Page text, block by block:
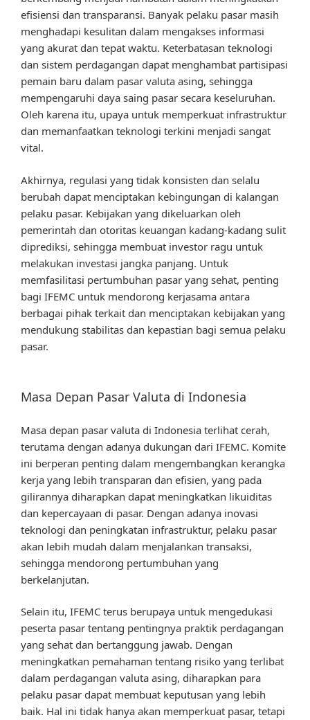
efisiensi dan transparansi. Banyak pelaku pasar masih
menghadapi kesulitan dalam mengakses informasi
yang akurat dan tepat waktu. Keterbatasan teknologi
dan sistem perdagangan dapat menghambat partisipasi
pemain baru dalam pasar valuta asing, sehingga
mempengaruhi daya saing pasar secara keseluruhan.
Oleh karena itu, upaya untuk memperkuat infrastruktur
dan memanfaatkan teknologi terkini menjadi sangat
vital.
Akhirnya, regulasi yang tidak konsisten dan selalu
berubah dapat menciptakan kebingungan di kalangan
pelaku pasar. Kebijakan yang dikeluarkan oleh
pemerintah dan otoritas keuangan kadang-kadang sulit
diprediksi, sehingga membuat investor ragu untuk
melakukan investasi jangka panjang. Untuk
memfasilitasi pertumbuhan pasar yang sehat, penting
bagi IFEMC untuk mendorong kerjasama antara
berbagai pihak terkait dan menciptakan kebijakan yang
mendukung stabilitas dan kepastian bagi semua pelaku
pasar.
Masa Depan Pasar Valuta di Indonesia
Masa depan pasar valuta di Indonesia terlihat cerah,
terutama dengan adanya dukungan dari IFEMC. Komite
ini berperan penting dalam mengembangkan kerangka
kerja yang lebih transparan dan efisien, yang pada
gilirannya diharapkan dapat meningkatkan likuiditas
dan kepercayaan di pasar. Dengan adanya inovasi
teknologi dan peningkatan infrastruktur, pelaku pasar
akan lebih mudah dalam menjalankan transaksi,
sehingga mendorong pertumbuhan yang
berkelanjutan.
Selain itu, IFEMC terus berupaya untuk mengedukasi
peserta pasar tentang pentingnya praktik perdagangan
yang sehat dan bertanggung jawab. Dengan
meningkatkan pemahaman tentang risiko yang terlibat
dalam perdagangan valuta asing, diharapkan para
pelaku pasar dapat membuat keputusan yang lebih
baik. Hal ini tidak hanya akan memperkuat pasar, tetapi